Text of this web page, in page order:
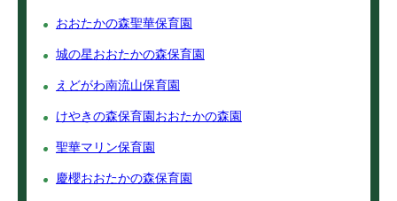
おおたかの森聖華保育園
城の星おおたかの森保育園
えどがわ南流山保育園
けやきの森保育園おおたかの森園
聖華マリン保育園
慶櫻おおたかの森保育園